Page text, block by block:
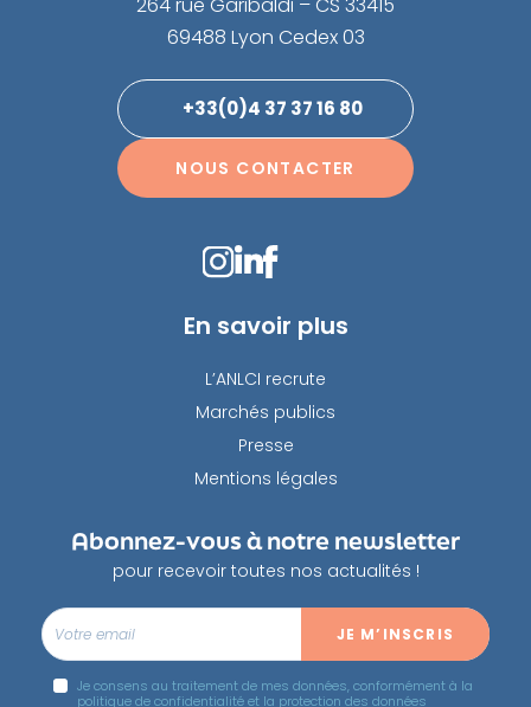
264 rue Garibaldi – CS 33415
69488 Lyon Cedex 03
+33(0)4 37 37 16 80
NOUS CONTACTER
En savoir plus
L’ANLCI recrute
Marchés publics
Presse
Mentions légales
Abonnez-vous à notre newsletter
pour recevoir toutes nos actualités !
Je consens au traitement de mes données, conformément à la
politique de confidentialitéet la protection des données